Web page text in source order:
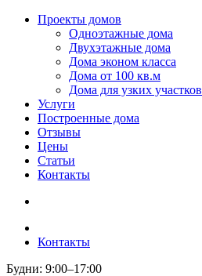
Проекты домов
Одноэтажные дома
Двухэтажные дома
Дома эконом класса
Дома от 100 кв.м
Дома для узких участков
Услуги
Построенные дома
Отзывы
Цены
Статьи
Контакты
Контакты
Будни: 9:00–17:00